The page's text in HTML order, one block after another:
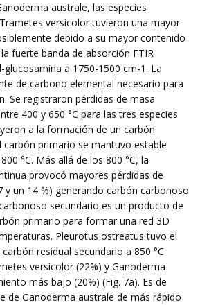
australe, las especies
versicolor tuvieron una mayor
debido a su mayor contenido
fuerte banda de absorción FTIR
a 1750-1500 cm-1. La
de carbono elemental necesario para
Se registraron pérdidas de masa
400 y 650 °C para las tres especies
a la formación de un carbón
carbón primario se mantuvo estable
°C. Más allá de los 800 °C, la
provocó mayores pérdidas de
y un 14 %) generando carbón carbonoso
secundario es un producto de
primario para formar una red 3D
Pleurotus ostreatus tuvo el
residual secundario a 850 °C
versicolor (22%) y Ganoderma
más bajo (20%) (Fig. 7a). Es de
de Ganoderma australe de más rápido